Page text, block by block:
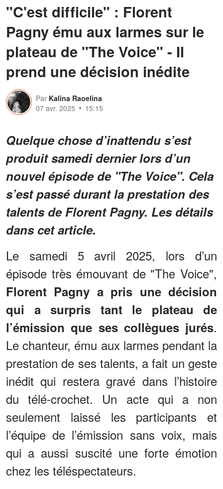
"C'est difficile" : Florent
Pagny ému aux larmes sur le
plateau de "The Voice" - Il
prend une décision inédite
Par Kalina Raoelina
07 avr. 2025
15:15
Quelque chose d’inattendu s’est
produit samedi dernier lors d’un
nouvel épisode de "The Voice". Cela
s’est passé durant la prestation des
talents de Florent Pagny. Les détails
dans cet article.
Le samedi 5 avril 2025, lors d’un
épisode très émouvant de "The Voice",
Florent Pagny a pris une décision
qui a surpris tant le plateau de
l’émission que ses collègues jurés.
Le chanteur, ému aux larmes pendant la
prestation de ses talents, a fait un geste
inédit qui restera gravé dans l’histoire
du télé-crochet. Un acte qui a non
seulement laissé les participants et
l’équipe de l’émission sans voix, mais
qui a aussi suscité une forte émotion
chez les téléspectateurs.